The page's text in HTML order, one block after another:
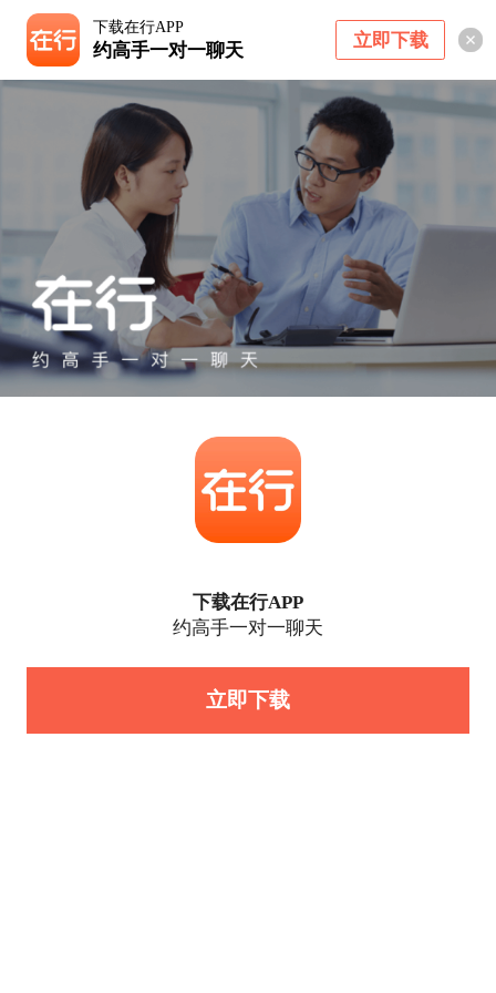
下载在行APP
约高手一对一聊天 立即下载
下载在行APP
约高手一对一聊天
立即下载